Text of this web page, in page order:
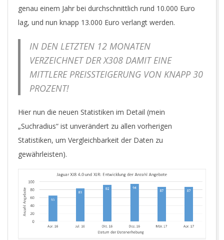
genau einem Jahr bei durchschnittlich rund 10.000 Euro
lag, und nun knapp 13.000 Euro verlangt werden.
IN DEN LETZTEN 12 MONATEN
VERZEICHNET DER X308 DAMIT EINE
MITTLERE PREISSTEIGERUNG VON KNAPP 30
PROZENT!
Hier nun die neuen Statistiken im Detail (mein
„Suchradius“ ist unverändert zu allen vorherigen
Statistiken, um Vergleichbarkeit der Daten zu
gewährleisten).